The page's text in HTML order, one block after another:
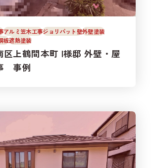
アルミ笠木工事ジョリパット壁外壁塗装
板遮熱塗装
区上鶴間本町 I様邸 外壁・屋
事例